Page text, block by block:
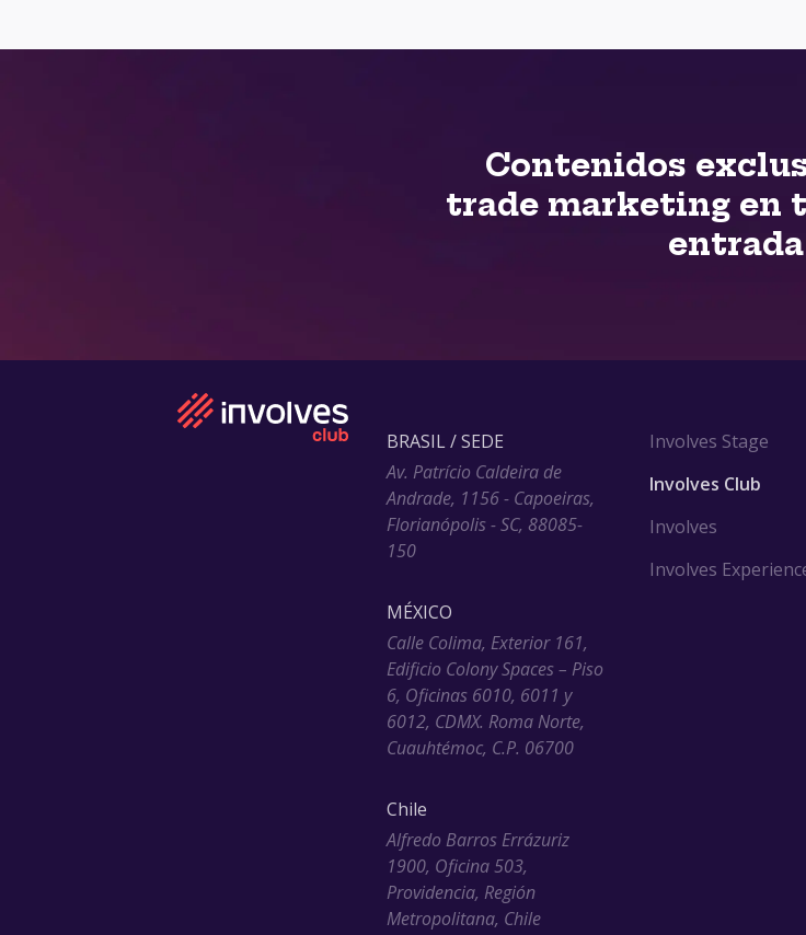
Contenidos
trade marketing en
entrada
BRASIL / SEDE
Av. Patrício Caldeira de
Andrade, 1156 - Capoeiras,
Florianópolis - SC, 88085-
150
MÉXICO
Calle Colima, Exterior 161,
Edificio Colony Spaces – Piso
6, Oficinas 6010, 6011 y
6012, CDMX. Roma Norte,
Cuauhtémoc, C.P. 06700
Chile
Alfredo Barros Errázuriz
1900, Oficina 503,
Providencia, Región
Metropolitana, Chile
Involves Stage
Involves Club
Involves
Involves